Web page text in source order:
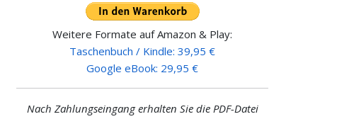
Weitere Formate auf Amazon & Play:
Taschenbuch / Kindle: 39,95 €
Google eBook: 29,95 €
Nach Zahlungseingang erhalten Sie die PDF-Datei